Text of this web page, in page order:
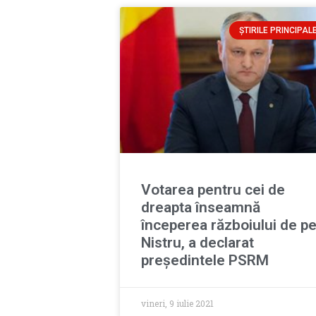
ȘTIRILE
Votarea pentru cei de
dreapta înseamnă
începerea războiului de pe
Nistru, a declarat
președintele PSRM
vineri, 9 iulie 2021